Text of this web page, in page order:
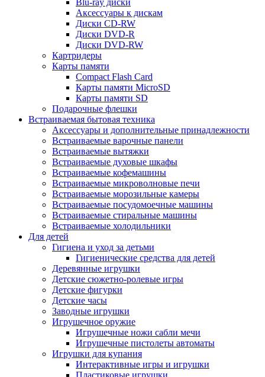
Blu-ray диски
Аксессуары к дискам
Диски CD-RW
Диски DVD-R
Диски DVD-RW
Картридеры
Карты памяти
Compact Flash Card
Карты памяти MicroSD
Карты памяти SD
Подарочные флешки
Встраиваемая бытовая техника
Аксессуары и дополнительные принадлежности
Встраиваемые варочные панели
Встраиваемые вытяжки
Встраиваемые духовые шкафы
Встраиваемые кофемашины
Встраиваемые микроволновые печи
Встраиваемые морозильные камеры
Встраиваемые посудомоечные машины
Встраиваемые стиральные машины
Встраиваемые холодильники
Для детей
Гигиена и уход за детьми
Гигиенические средства для детей
Деревянные игрушки
Детские сюжетно-ролевые игры
Детские фигурки
Детские часы
Заводные игрушки
Игрушечное оружие
Игрушечные ножи сабли мечи
Игрушечные пистолеты автоматы
Игрушки для купания
Интерактивные игры и игрушки
Пластиковые игрушки